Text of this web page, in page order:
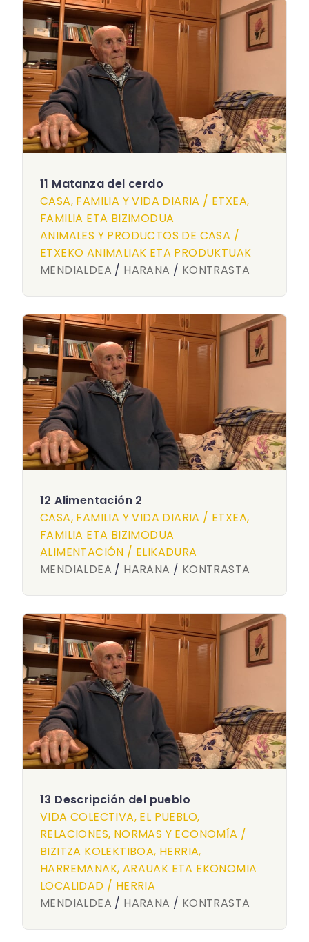
11 Matanza del cerdo
CASA, FAMILIA Y VIDA DIARIA / ETXEA,
FAMILIA ETA BIZIMODUA
ANIMALES Y PRODUCTOS DE CASA /
ETXEKO ANIMALIAK ETA PRODUKTUAK
MENDIALDEA / HARANA / KONTRASTA
12 Alimentación 2
CASA, FAMILIA Y VIDA DIARIA / ETXEA,
FAMILIA ETA BIZIMODUA
ALIMENTACIÓN / ELIKADURA
MENDIALDEA / HARANA / KONTRASTA
13 Descripción del pueblo
VIDA COLECTIVA, EL PUEBLO,
RELACIONES, NORMAS Y ECONOMÍA /
BIZITZA KOLEKTIBOA, HERRIA,
HARREMANAK, ARAUAK ETA EKONOMIA
LOCALIDAD / HERRIA
MENDIALDEA / HARANA / KONTRASTA